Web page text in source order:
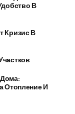
В
Кризис В
Отопление И